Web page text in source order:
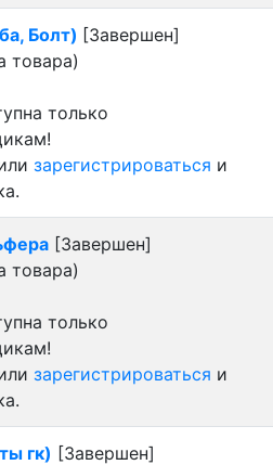
Болт) [Завершен]
товара)
только
зарегистрироваться и
[Завершен]
товара)
только
зарегистрироваться и
гк) [Завершен]